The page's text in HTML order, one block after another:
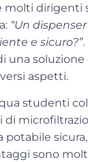
molti dirigenti
“Un
e sicuro?”.
una
aspetti.
studenti
potabile
sono